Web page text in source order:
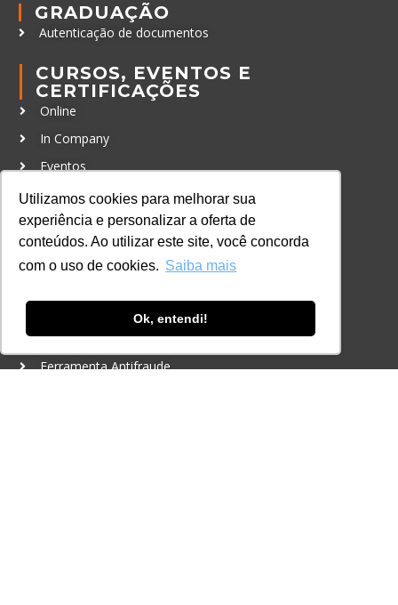
Utilizamos cookies para melhorar sua
experiência e personalizar a oferta de
conteúdos. Ao utilizar este site, você concorda
com o uso de cookies. Saiba mais
Ok, entendi!
GRADUAÇÃO
Autenticação de documentos
CURSOS, EVENTOS E
CERTIFICAÇÕES
Online
In Company
Eventos
Certificações
CONTATO
Ferramenta Antifraude